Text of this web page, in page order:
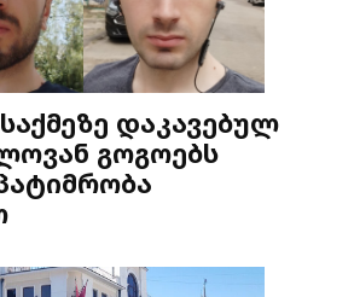
დაკავებულ
გოგოებს